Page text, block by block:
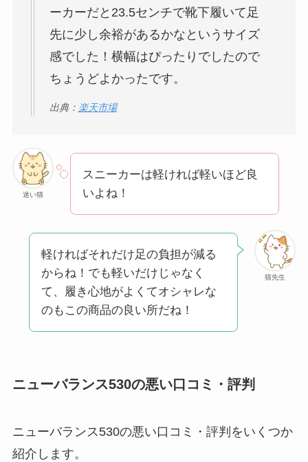
ーカーだと23.5センチで靴下履いて足
先に少し余裕があるかなというサイズ
感でした！横幅はぴったりでしたので
ちょうどよかったです。
出典： 楽天市場
迷い猫
スニーカーは軽ければ軽いほど良
いよね！
猫先生
軽ければそれだけ足の負担が減る
からね！でも軽いだけじゃなく
て、履き心地がよくてオシャレな
のもこの商品の良い所だね！
ニューバランス530の悪い口コミ・評判
ニューバランス530の悪い口コミ・評判をいくつか
紹介します。